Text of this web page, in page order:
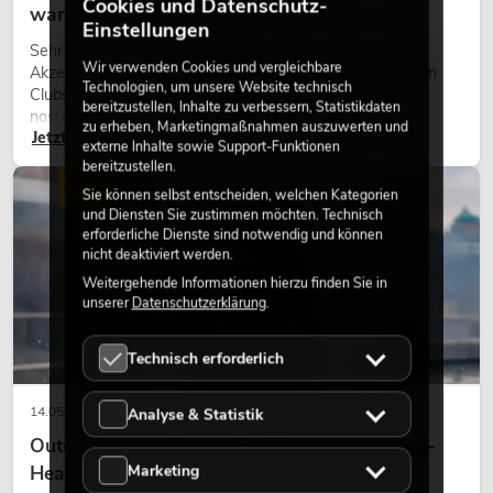
warmes Licht wieder wirkt
Sehr warmes Licht, sichtbare Leuchtflächen und farbige
Akzente prägen viele aktuelle Lichtdesigns auf Bühnen, in
Clubs und bei Events. Retro-Licht ist dabei kein rein
nostalgischer Effekt, sondern ein bewusst eingesetztes
Gestaltungsmittel: Es schafft Atmosphäre, gibt Szenen
Charakter und kann technische LED-Setups emotionaler
wirken lassen.
Jetzt lesen
14.05.2026
Outdoor Moving-Heads: Wetterfeste Moving-
Heads bei Events
LICHT
Cookies und Datenschutz-
Einstellungen
Wir verwenden Cookies und vergleichbare
Technologien, um unsere Website technisch
bereitzustellen, Inhalte zu verbessern, Statistikdaten
zu erheben, Marketingmaßnahmen auszuwerten und
externe Inhalte sowie Support-Funktionen
bereitzustellen.
Sie können selbst entscheiden, welchen Kategorien
und Diensten Sie zustimmen möchten. Technisch
erforderliche Dienste sind notwendig und können
nicht deaktiviert werden.
Weitergehende Informationen hierzu finden Sie in
unsererDatenschutzerklärung.
Technisch erforderlich
Analyse & Statistik
Marketing